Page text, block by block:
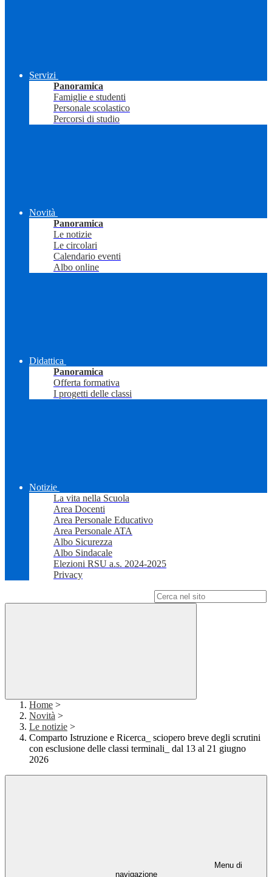
Servizi
Panoramica
Famiglie e studenti
Personale scolastico
Percorsi di studio
Novità
Panoramica
Le notizie
Le circolari
Calendario eventi
Albo online
Didattica
Panoramica
Offerta formativa
I progetti delle classi
Notizie
La vita nella Scuola
Area Docenti
Area Personale Educativo
Area Personale ATA
Albo Sicurezza
Albo Sindacale
Elezioni RSU a.s. 2024-2025
Privacy
Home >
Novità >
Le notizie >
Comparto Istruzione e Ricerca_ sciopero breve degli scrutini
con esclusione delle classi terminali_ dal 13 al 21 giugno
2026
Menu di
navigazione